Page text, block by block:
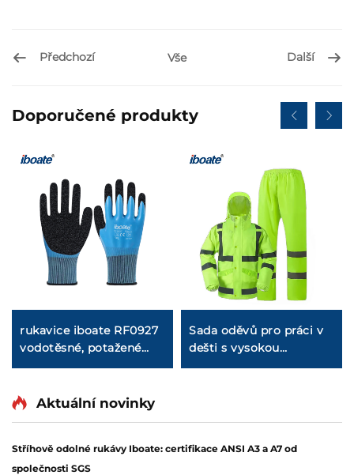
Předchozí Vše Další
Doporučené produkty
rukavice iboate RF0927
vodotěsné, potažené
latexem, certifikované
standard EN388
Sada oděvů pro práci v
dešti s vysokou
viditelností a reflexními
Aktuální novinky
Stříhově odolné rukávy Iboate: certifikace ANSI A3 a A7 od
společnosti SGS